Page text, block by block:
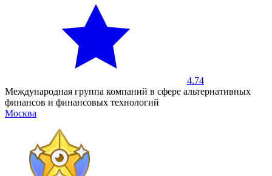
4.74
Международная группа компаний в сфере альтернативных
финансов и финансовых технологий
Москва